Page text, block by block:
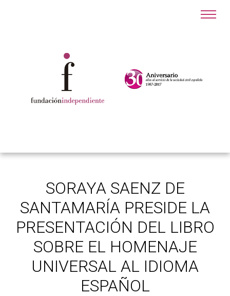
SORAYA SAENZ DE
SANTAMARÍA PRESIDE LA
PRESENTACIÓN DEL LIBRO
SOBRE EL HOMENAJE
UNIVERSAL AL IDIOMA
ESPAÑOL